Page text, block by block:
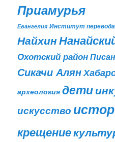
Приамурья
Евангелия Институт
Найхин
Охотский район
Сикачи Алян
археология дети
искусство
крещение